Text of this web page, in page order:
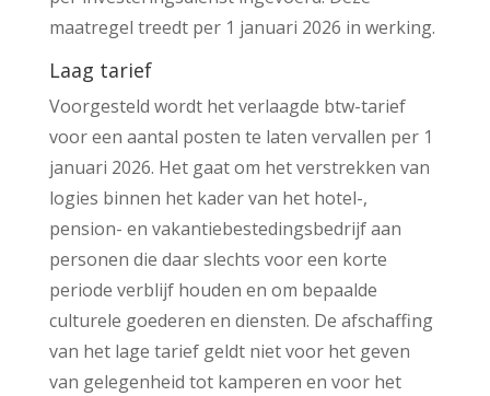
maatregel treedt per 1 januari 2026 in werking.
Laag tarief
Voorgesteld wordt het verlaagde btw-tarief
voor een aantal posten te laten vervallen per 1
januari 2026. Het gaat om het verstrekken van
logies binnen het kader van het hotel-,
pension- en vakantiebestedingsbedrijf aan
personen die daar slechts voor een korte
periode verblijf houden en om bepaalde
culturele goederen en diensten. De afschaffing
van het lage tarief geldt niet voor het geven
van gelegenheid tot kamperen en voor het